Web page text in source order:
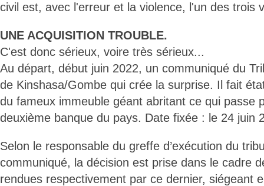
civil est, avec l'erreur et la violence, l'un des trois
UNE ACQUISITION TROUBLE.
C'est donc sérieux, voire très sérieux...
Au départ, début juin 2022, un communiqué du
de Kinshasa/Gombe qui crée la surprise. Il fait
du fameux immeuble géant abritant ce qui passe
deuxième banque du pays. Date fixée : le 24 juin
Selon le responsable du greffe d’exécution du
communiqué, la décision est prise dans le cadre
rendues respectivement par ce dernier, siégeant